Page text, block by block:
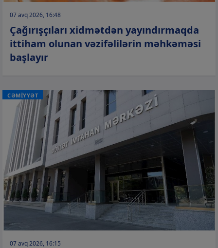
07 avq 2026, 16:48
Çağırışçıları xidmətdən yayındırmaqda
ittiham olunan vəzifəlilərin məhkəməsi
başlayır
CƏMİYYƏT
07 avq 2026, 16:15